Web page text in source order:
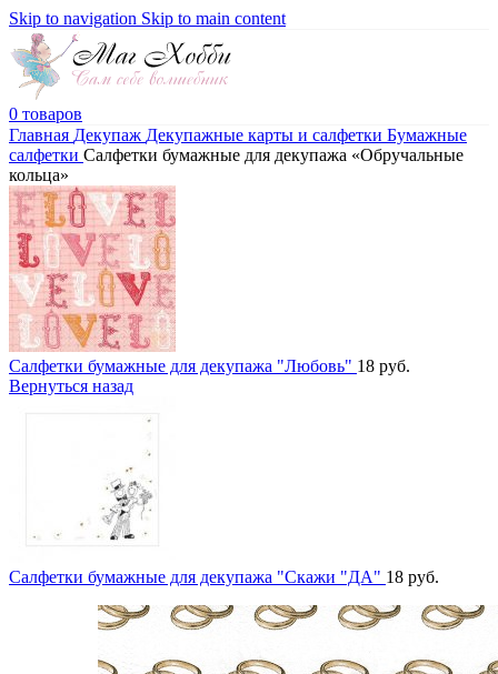
Skip to navigation Skip to main content
0 товаров
Главная Декупаж Декупажные карты и салфетки Бумажные
салфетки Салфетки бумажные для декупажа «Обручальные
кольца»
Салфетки бумажные для декупажа "Любовь" 18 руб.
Вернуться назад
Салфетки бумажные для декупажа "Скажи "ДА" 18 руб.